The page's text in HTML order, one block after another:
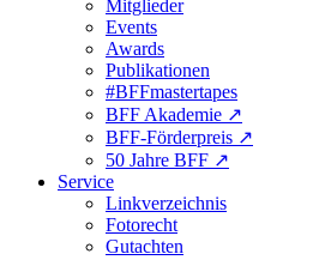
Mitglieder
Events
Awards
Publikationen
#BFFmastertapes
BFF Akademie ↗︎
BFF-Förderpreis ↗︎
50 Jahre BFF ↗︎
Service
Linkverzeichnis
Fotorecht
Gutachten